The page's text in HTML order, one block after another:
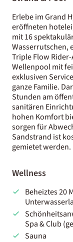
Erlebe im Grand
eröffneten
mit 16
Wasserrutschen,
Triple Flow
Wellenpool mit
exklusiven
ganze Familie.
Stunden am
sanitären
hohen Komfort
sorgen für
Sandstrand ist
gemietet werden.
Wellness
Beheiztes 20
Spa & Club
Sauna